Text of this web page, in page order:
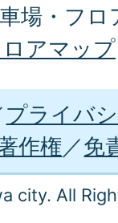
場・フ
アマップ
プライバ
作権 免
city. All